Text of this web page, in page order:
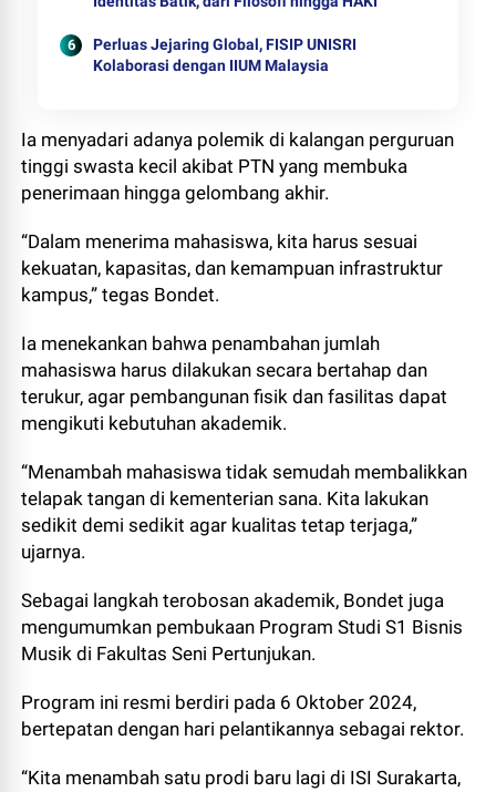
Perluas Jejaring Global, FISIP UNISRI
Kolaborasi dengan IIUM Malaysia
Ia menyadari adanya polemik di kalangan perguruan
tinggi swasta kecil akibat PTN yang membuka
penerimaan hingga gelombang akhir.
“Dalam menerima mahasiswa, kita harus sesuai
kekuatan, kapasitas, dan kemampuan infrastruktur
kampus,” tegas Bondet.
Ia menekankan bahwa penambahan jumlah
mahasiswa harus dilakukan secara bertahap dan
terukur, agar pembangunan fisik dan fasilitas dapat
mengikuti kebutuhan akademik.
“Menambah mahasiswa tidak semudah membalikkan
telapak tangan di kementerian sana. Kita lakukan
sedikit demi sedikit agar kualitas tetap terjaga,”
ujarnya.
Sebagai langkah terobosan akademik, Bondet juga
mengumumkan pembukaan Program Studi S1 Bisnis
Musik di Fakultas Seni Pertunjukan.
Program ini resmi berdiri pada 6 Oktober 2024,
bertepatan dengan hari pelantikannya sebagai rektor.
“Kita menambah satu prodi baru lagi di ISI Surakarta,